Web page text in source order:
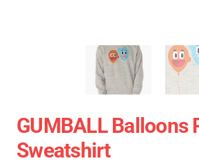
GUMBALL Balloons
Sweatshirt